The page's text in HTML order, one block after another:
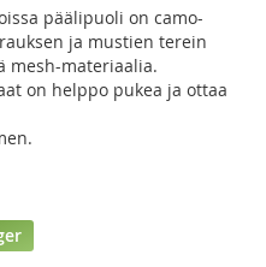
päälipuoli on camo-
ja mustien terein
mesh-materiaalia.
on helppo pukea ja ottaa